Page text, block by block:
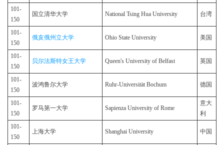
101-
150
国立清华大学 National Tsing Hua University 台湾
101-
150
俄亥俄州立大学 Ohio State University 美国
101-
150
贝尔法斯特女王大学 Queen's University of Belfast 英国
101-
150
波鸿鲁尔大学 Ruhr-Universität Bochum 德国
101-
150
罗马第一大学 Sapienza University of Rome
意大
利
101-
150
上海大学 Shanghai University 中国